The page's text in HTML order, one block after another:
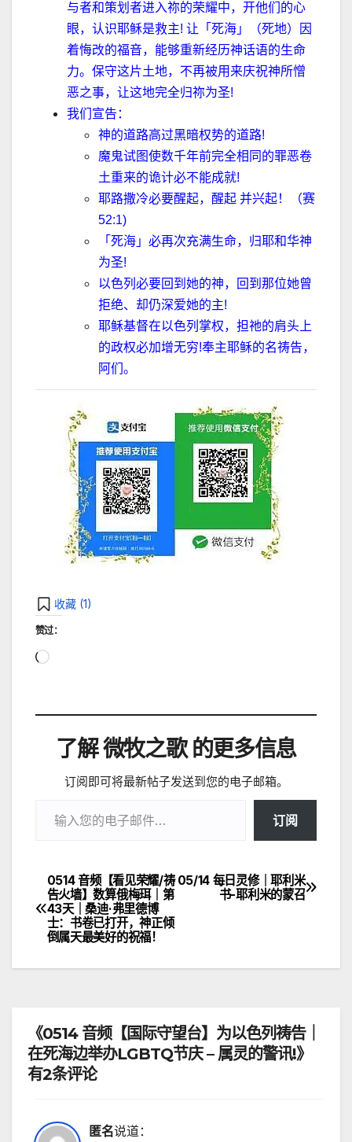
与者和策划者进入祢的荣耀中，开他们的心
眼，认识耶稣是救主! 让「死海」（死地）因
着悔改的福音，能够重新经历神话语的生命
力。保守这片土地，不再被用来庆祝神所憎
恶之事，让这地完全归祢为圣!
我们宣告：
神的道路高过黑暗权势的道路!
魔鬼试图使数千年前完全相同的罪恶卷
土重来的诡计必不能成就!
耶路撒冷必要醒起，醒起 并兴起！（赛
52:1)
「死海」必再次充满生命，归耶和华神
为圣!
以色列必要回到她的神，回到那位她曾
拒绝、却仍深爱她的主!
耶稣基督在以色列掌权，担祂的肩头上
的政权必加增无穷!奉主耶稣的名祷告，
阿们。
收藏 (1)
赞过：
正
载…
了解 微牧之歌 的更多信息
订阅即可将最新帖子发送到您的电子邮箱。
订阅
文
章
导
05/14 每日灵修｜耶利米
书-耶利米的蒙召
0514 音频【看见荣耀/祷
告火墙】数算俄梅珥｜第
43天｜桑迪·弗里德博
士：书卷已打开，神正倾
倒属天最美好的祝福！
《0514 音频【国际守望台】为以色列祷告｜
在死海边举办LGBTQ节庆 – 属灵的警讯!》
有2条评论
匿名说道：